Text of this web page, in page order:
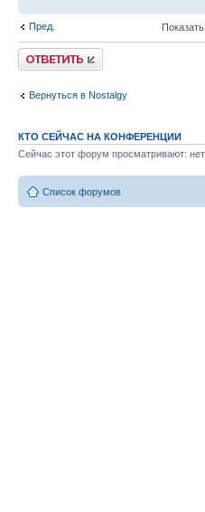
Пред.
Ответить
Вернуться в Nostalgy
КТО СЕЙЧАС НА КОНФЕРЕНЦИИ
Сейчас этот форум просматривают: нет
Список форумов